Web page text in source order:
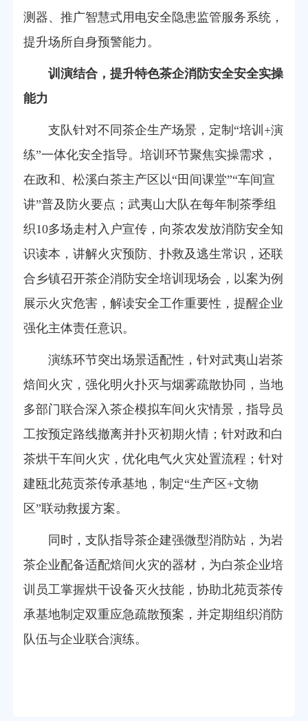
测器、推广智慧式用电安全隐患监管服务系统，
提升场所自身预警能力。
训演结合，提升特色茶企消防安全安全实操
能力
支队针对不同茶企生产场景，定制“培训+演
练”一体化安全指导。培训环节聚焦实操需求，
在政和、松溪白茶主产区以“田间课堂”“车间宣
讲”普及防火要点；武夷山大队在每年制茶季组
织10多场走村入户宣传，向茶农发放消防安全知
识读本，讲解火灾预防、扑救及逃生常识，还联
合乡镇召开茶企消防安全培训现场会，以案为例
展示火灾危害，解读安全工作重要性，提醒企业
强化主体责任意识。
演练环节突出场景适配性，针对武夷山岩茶
焙间火灾，强化明火扑灭与烟雾疏散协同，当地
多部门联合深入茶企模拟车间火灾情景，指导员
工按预定路线撤离并扑灭初期火情；针对政和白
茶烘干车间火灾，优化电气火灾处置流程；针对
建瓯北苑贡茶传承基地，制定“生产区+文物
区”联动救援方案。
同时，支队指导茶企建强微型消防站，为岩
茶企业配备适配焙间火灾的器材，为白茶企业培
训员工掌握烘干设备灭火技能，协助北苑贡茶传
承基地制定双重应急疏散预案，并定期组织消防
队伍与企业联合演练。